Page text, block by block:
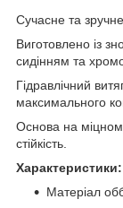
Сучасне та
Виготовлено із
сидінням та
Гідравлічний
максимального
Основа на
стійкість.
Характеристики:
Матеріал